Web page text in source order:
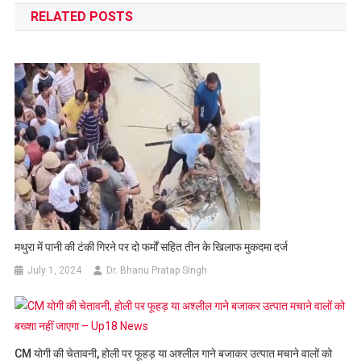
RELATED POSTS
मथुरा में पानी की टंकी गिरने पर दो फर्मों सहित तीन के खिलाफ मुकदमा दर्ज
July 1, 2024 Dr. Bhanu Pratap Singh
CM योगी की चेतावनी, होली पर फूहड़ या अश्लील गाने बजाकर उत्पात मचाने वालों को